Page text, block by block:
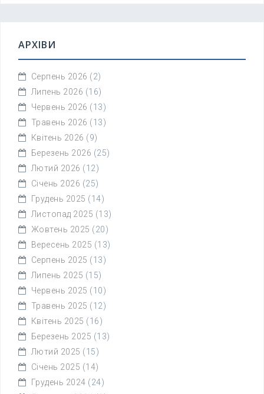
АРХІВИ
Серпень 2026 (2)
Липень 2026 (16)
Червень 2026 (13)
Травень 2026 (13)
Квітень 2026 (9)
Березень 2026 (25)
Лютий 2026 (12)
Січень 2026 (25)
Грудень 2025 (14)
Листопад 2025 (13)
Жовтень 2025 (20)
Вересень 2025 (13)
Серпень 2025 (13)
Липень 2025 (15)
Червень 2025 (10)
Травень 2025 (12)
Квітень 2025 (16)
Березень 2025 (13)
Лютий 2025 (15)
Січень 2025 (14)
Грудень 2024 (24)